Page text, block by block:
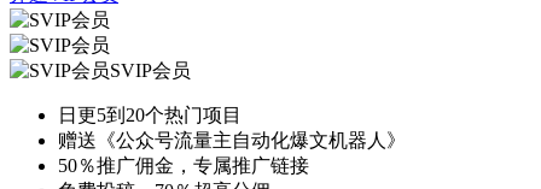
SVIP会员
日更5到20个热门项目
赠送《公众号流量主自动化爆文机器人》
50％推广佣金，专属推广链接